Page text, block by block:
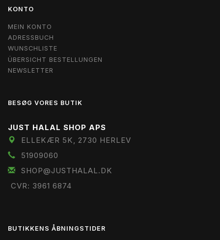
KONTO
MEIN KONTO
ADRESSBUCH
WUNSCHLISTE
ÜBERSICHT BESTELLUNGEN
NEWSLETTER
BESØG VORES BUTIK
JUST HALAL SHOP APS
ELLEKÆR 5K, 2730 HERLEV
51909060
SHOP@JUSTHALAL.DK
CVR: 3961 6874
BUTIKKENS ÅBNINGSTIDER